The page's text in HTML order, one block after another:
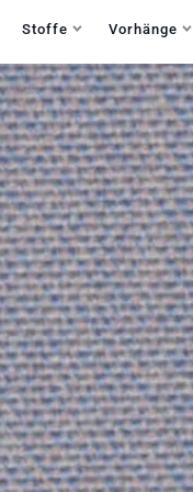
Stoffe Vorhänge